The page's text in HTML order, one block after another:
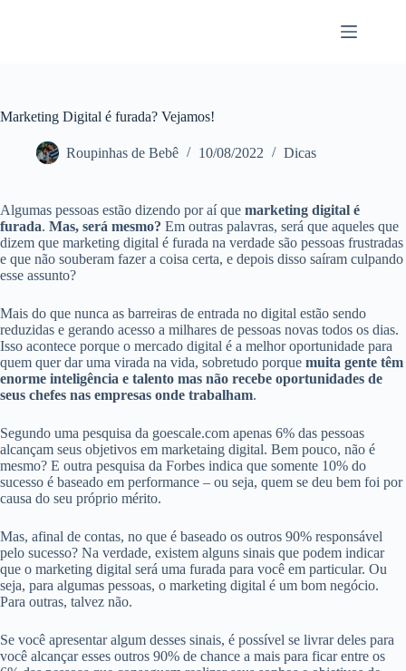
Marketing Digital é furada? Vejamos!
Roupinhas de Bebê 10/08/2022 Dicas
Algumas pessoas estão dizendo por aí que marketing digital é
furada. Mas, será mesmo? Em outras palavras, será que aqueles que
dizem que marketing digital é furada na verdade são pessoas frustradas
e que não souberam fazer a coisa certa, e depois disso saíram culpando
esse assunto?
Mais do que nunca as barreiras de entrada no digital estão sendo
reduzidas e gerando acesso a milhares de pessoas novas todos os dias.
Isso acontece porque o mercado digital é a melhor oportunidade para
quem quer dar uma virada na vida, sobretudo porque muita gente têm
enorme inteligência e talento mas não recebe oportunidades de
seus chefes nas empresas onde trabalham.
Segundo uma pesquisa da goescale.com apenas 6% das pessoas
alcançam seus objetivos em marketaing digital. Bem pouco, não é
mesmo? E outra pesquisa da Forbes indica que somente 10% do
sucesso é baseado em performance – ou seja, quem se deu bem foi por
causa do seu próprio mérito.
Mas, afinal de contas, no que é baseado os outros 90% responsável
pelo sucesso? Na verdade, existem alguns sinais que podem indicar
que o marketing digital será uma furada para você em particular. Ou
seja, para algumas pessoas, o marketing digital é um bom negócio.
Para outras, talvez não.
Se você apresentar algum desses sinais, é possível se livrar deles para
você alcançar esses outros 90% de chance a mais para ficar entre os